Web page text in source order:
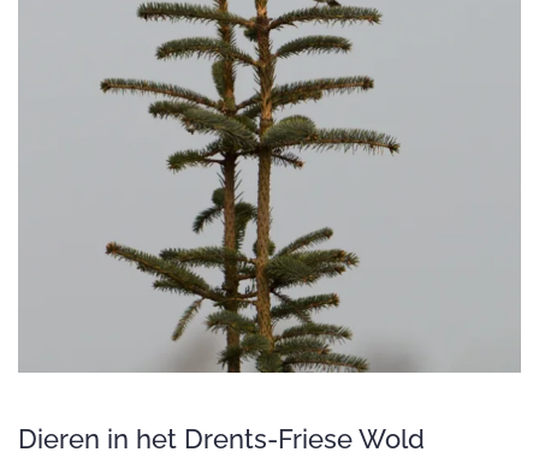
Dieren in het Drents-Friese Wold